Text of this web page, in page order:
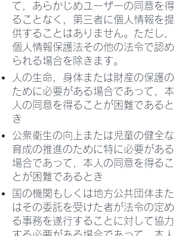
て，あらかじめユーザーの同意を得
ることなく，第三者に個人情報を提
供することはありません。ただし，
個人情報保護法その他の法令で認め
られる場合を除きます。
人の生命，身体または財産の保護の
ために必要がある場合であって，本
人の同意を得ることが困難であると
き
公衆衛生の向上または児童の健全な
育成の推進のために特に必要がある
場合であって，本人の同意を得るこ
とが困難であるとき
国の機関もしくは地方公共団体また
はその委託を受けた者が法令の定め
る事務を遂行することに対して協力